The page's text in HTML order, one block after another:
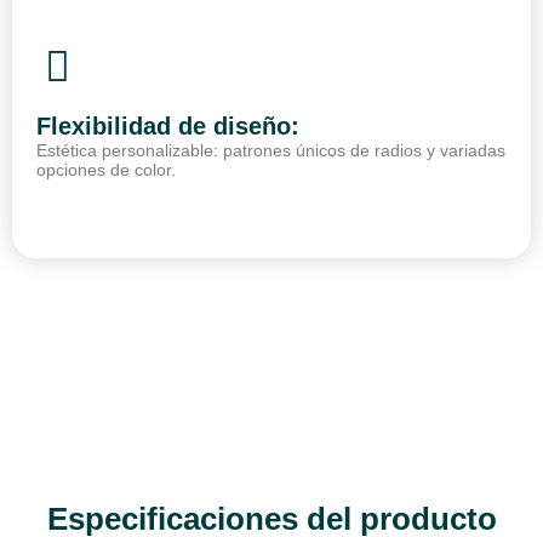
Flexibilidad de diseño:
Estética personalizable: patrones únicos de radios y variadas
opciones de color.
Especificaciones del producto